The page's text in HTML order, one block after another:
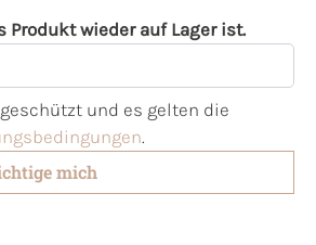
wieder auf Lager ist.
geschützt und es gelten die
.
mich